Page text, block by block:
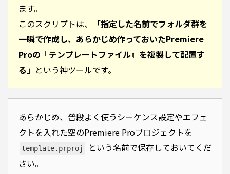
ます。
このスクリプトは、
「指定した名前でフォルダ群を
一瞬で作成し、あらかじめ作っておいたPremiere
Proの『テンプレートファイル』を複製して配置す
る」 という神ツールです。
あらかじめ、普段よく使うシーケンス設定やエフェ
クトを入れた空のPremiere Proプロジェクトを
template.prproj
という名前で保存しておいてくだ
さい。